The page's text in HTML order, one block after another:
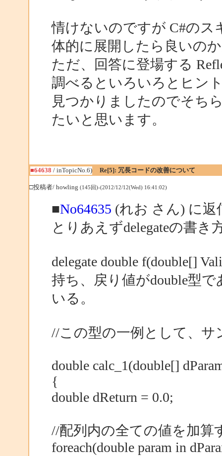
情けないのですが C#のス
体的に展開したら良いの
ただ、回答に登場する
調べるといろいろとヒン
見つかりましたのでそち
たいと思います。
■64638 / inTopicNo.6) Re[5]: 冗長コードの改善について
□投稿者/ howling (145回)-(2012/12/12(Wed) 16:41:02)
■No64635 (れお さん) に返
とりあえずdelegateの書
delegate double f(double[]
持ち、戻り値がdouble型
いる。
//この型の一例として、サ
double calc_1(double[]
{
double dReturn = 0.0;
//配列内の全ての値を加算
foreach(double param in